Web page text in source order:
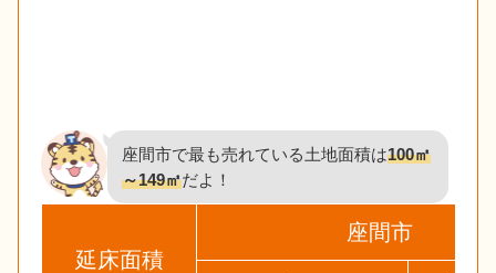
座間市で最も売れている土地面積は100㎡
～149㎡だよ！
延床面積
座間市